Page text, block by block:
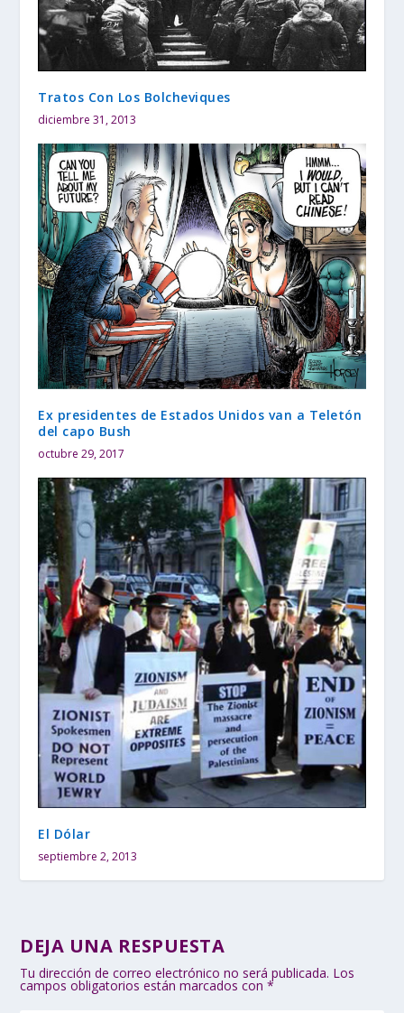
Tratos Con Los Bolcheviques
diciembre 31, 2013
Ex presidentes de Estados Unidos van a Teletón
del capo Bush
octubre 29, 2017
El Dólar
septiembre 2, 2013
DEJA UNA RESPUESTA
Tu dirección de correo electrónico no será publicada. Los
campos obligatorios están marcados con*